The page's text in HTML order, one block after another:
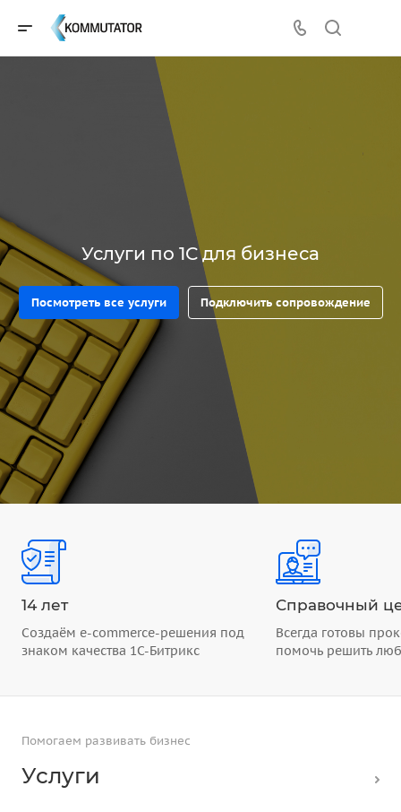
Услуги по 1С для бизнеса
Посмотреть все услуги Подключить сопровождение
14 лет
Создаём e-commerce-решения под
знаком качества 1С-Битрикс
Справочный
Всегда готовы
помочь решить
Помогаем развивать бизнес
Услуги